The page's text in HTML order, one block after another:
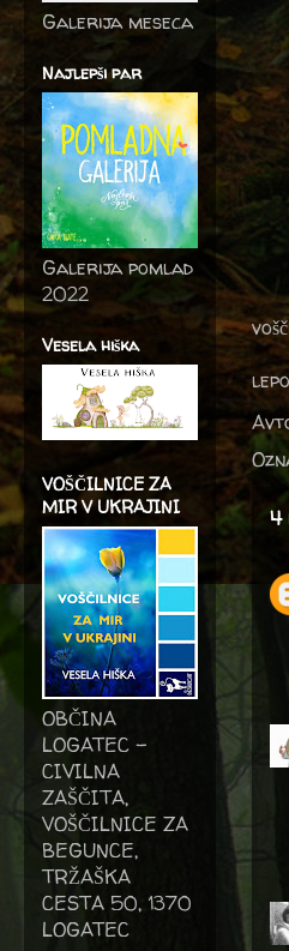
4
Galerija meseca
Najlepši par
Galerija pomlad
2022
Vesela hiška
VOŠČILNICE ZA
MIR V UKRAJINI
OBČINA
LOGATEC -
CIVILNA
ZAŠČITA,
VOŠČILNICE ZA
BEGUNCE,
TRŽAŠKA
CESTA 50, 1370
LOGATEC